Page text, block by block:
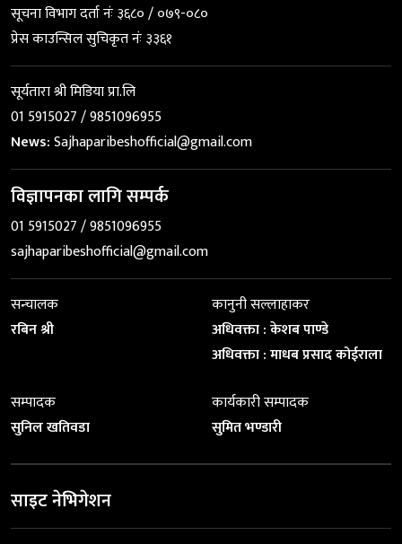
सूचना विभाग दर्ता नंः ३६८० / ०७९-०८०
प्रेस काउन्सिल सुचिकृत नंः ३३६१
सूर्यतारा श्री मिडिया प्रा.लि
01 5915027 / 9851096955
News:Sajhaparibeshofficial@gmail.com
विज्ञापनका लागि सम्पर्क
01 5915027 / 9851096955
sajhaparibeshofficial@gmail.com
सन्चालक
रबिन श्री
कानुनी सल्लाहाकर
अधिवक्ता : केशब पाण्डे
अधिवक्ता : माधब प्रसाद कोईराला
सम्पादक
सुनिल खतिवडा
कार्यकारी सम्पादक
सुमित भण्डारी
साइट नेभिगेशन